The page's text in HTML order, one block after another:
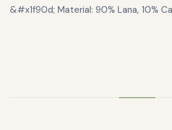
&#x1f90d; Material: 90% Lana, 10%